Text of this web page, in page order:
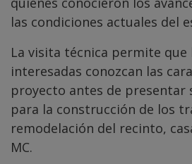
las condiciones actuales del
La visita técnica permite que
interesadas conozcan las
proyecto antes de presentar
para la construcción de los
remodelación del recinto,
MC.